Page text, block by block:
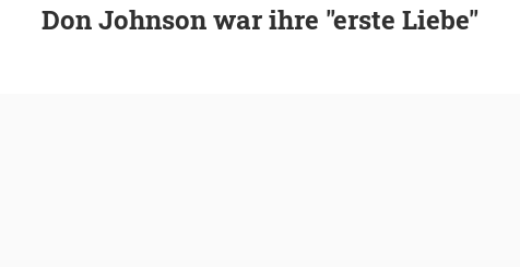
Don Johnson war ihre "erste Liebe"